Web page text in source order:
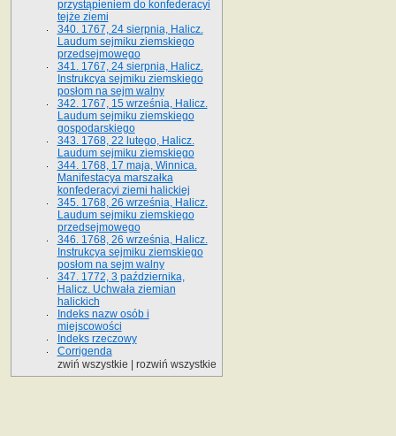
przystąpieniem do konfederacyi
tejże ziemi
340. 1767, 24 sierpnia, Halicz.
Laudum sejmiku ziemskiego
przedsejmowego
341. 1767, 24 sierpnia, Halicz.
Instrukcya sejmiku ziemskiego
posłom na sejm walny
342. 1767, 15 września, Halicz.
Laudum sejmiku ziemskiego
gospodarskiego
343. 1768, 22 lutego, Halicz.
Laudum sejmiku ziemskiego
344. 1768, 17 maja, Winnica.
Manifestacya marszałka
konfederacyi ziemi halickiej
345. 1768, 26 września, Halicz.
Laudum sejmiku ziemskiego
przedsejmowego
346. 1768, 26 września, Halicz.
Instrukcya sejmiku ziemskiego
posłom na sejm walny
347. 1772, 3 października,
Halicz. Uchwała ziemian
halickich
Indeks nazw osób i
miejscowości
Indeks rzeczowy
Corrigenda
zwiń wszystkie
rozwiń wszystkie